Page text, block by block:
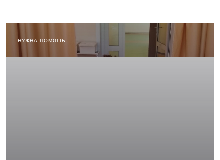
НУЖНА ПОМОЩЬ